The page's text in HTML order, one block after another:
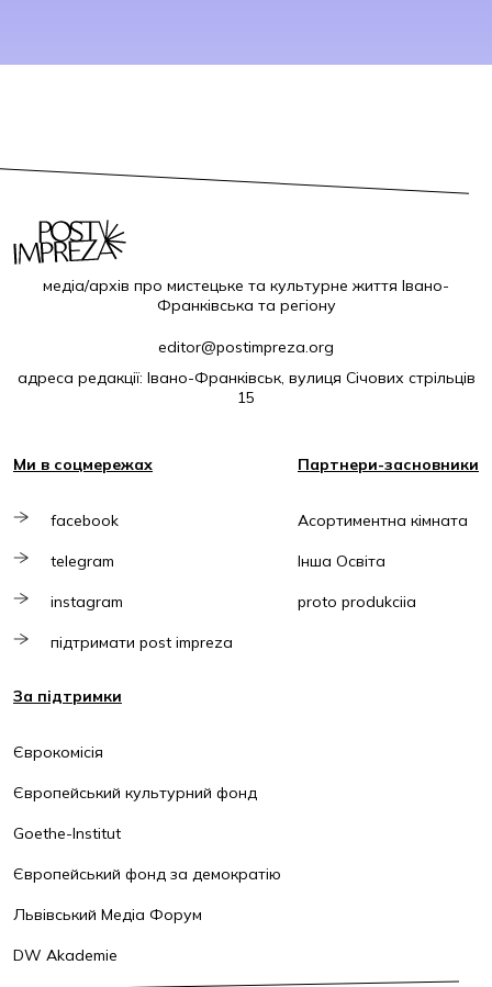
медіа/архів про мистецьке та культурне життя Івано-
Франківська та регіону
editor@postimpreza.org
адреса редакції: Івано-Франківськ, вулиця Січових стрільців
15
Ми в соцмережах
facebook
telegram
instagram
підтримати post impreza
Партнери-засновники
Асортиментна кімната
Інша Освіта
proto produkciia
За підтримки
Єврокомісія
Європейський культурний фонд
Goethe-Institut
Європейський фонд за демократію
Львівський Медіа Форум
DW Akademie